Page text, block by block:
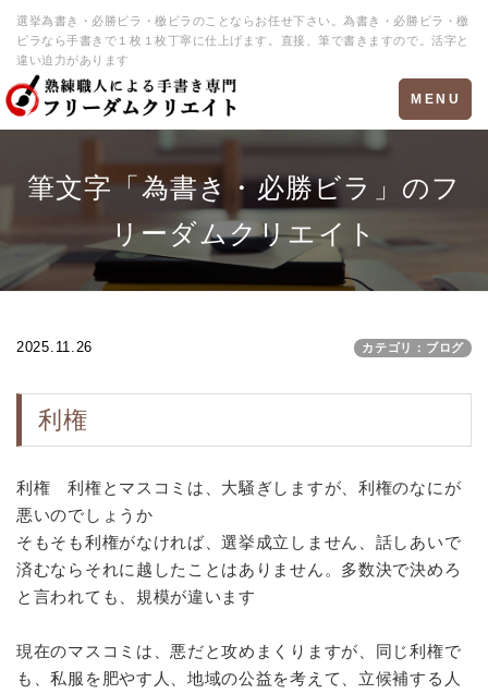
選挙為書き・必勝ビラ・檄ビラのことならお任せ下さい。為書き・必勝ビラ・檄
ビラなら手書きで１枚１枚丁寧に仕上げます。直接、筆で書きますので。活字と
違い迫力があります
Toggle
navigation
MENU
筆文字「為書き・必勝ビラ」のフ
リーダムクリエイト
2025.11.26 カテゴリ：ブログ
利権
利権 利権とマスコミは、大騒ぎしますが、利権のなにが
悪いのでしょうか
そもそも利権がなければ、選挙成立しません、話しあいで
済むならそれに越したことはありません。多数決で決めろ
と言われても、規模が違います
現在のマスコミは、悪だと攻めまくりますが、同じ利権で
も、私服を肥やす人、地域の公益を考えて、立候補する人